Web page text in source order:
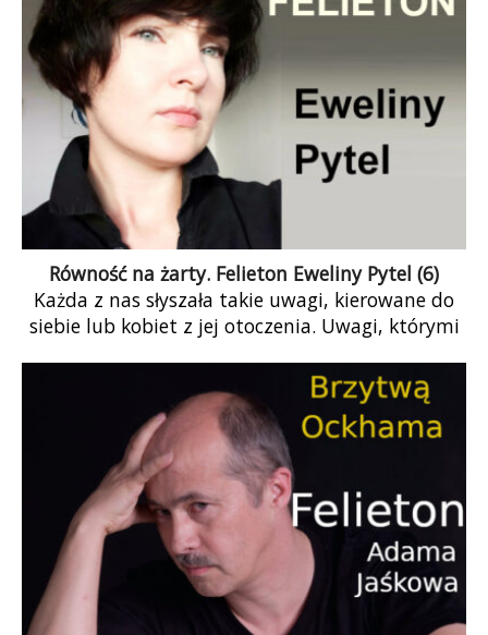
Równość na żarty. Felieton Eweliny Pytel (6)
Każda z nas słyszała takie uwagi, kierowane do
siebie lub kobiet z jej otoczenia. Uwagi, którymi
zrozumienia: to wasze równouprawnienie to
teatr.